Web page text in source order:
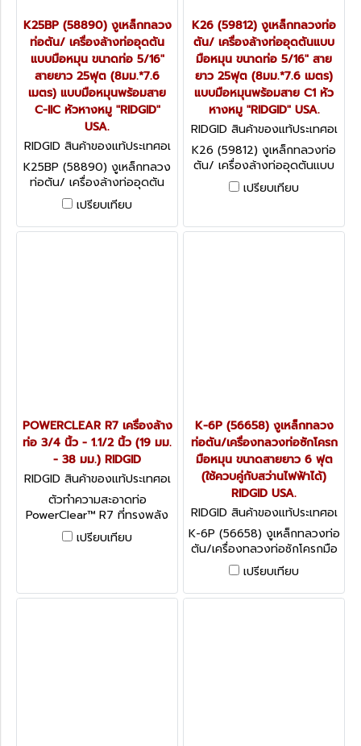
K25BP (58890) งูเหล็กทลวง
ท่อตัน/ เครื่องล้างท่ออุดตัน
แบบมือหมุน ขนาดท่อ 5/16"
สายยาว 25ฟุต (8มม.*7.6
เมตร) แบบมือหมุนพร้อมสาย
C-IIC หัวหางหมู "RIDGID"
USA.
RIDGID สินค้าของแท้ประเทศอเ
มริกา K-25-BP (58890)
K25BP (58890) งูเหล็กทลวง
ท่อตัน/ เครื่องล้างท่ออุดตัน
แบบมือหมุน ขนาดท่อ 5/16"
สายยาว 25ฟุต (8มม.*7.6
เมตร) แบบมือหมุนพร้อมสาย
เปรียบเทียบ
K26 (59812) งูเหล็กทลวงท่อ
ตัน/ เครื่องล้างท่ออุดตันแบบ
มือหมุน ขนาดท่อ 5/16" สาย
ยาว 25ฟุต (8มม.*7.6 เมตร)
แบบมือหมุนพร้อมสาย C1 หัว
หางหมู "RIDGID" USA.
RIDGID สินค้าของแท้ประเทศอเ
มริกา K-26 (59812)
K26 (59812) งูเหล็กทลวงท่อ
ตัน/ เครื่องล้างท่ออุดตันแบบ
มือหมุน ขนาดท่อ 5/16" สาย
ยาว 25ฟุต (8มม.*7.6 เมตร)
หางหมู "RIDGID" USA.
เปรียบเทียบ
POWERCLEAR R7 เครื่องล้าง
ท่อ 3/4 นิ้ว - 1.1/2 นิ้ว (19 มม.
- 38 มม.) RIDGID
RIDGID สินค้าของแท้ประเทศอเ
มริกา POWERCLEAR R7
ตัวทำความสะอาดท่อ
PowerClear™ R7 ที่ทรงพลัง
ขนาดกะทัดรัดและใช้งานได้หลาก
หลายรูปแบบ ช่วยทำความ
ตั้งแต่เส้นผ่าศูนย์กลาง 3/4 นิ้ว
เปรียบเทียบ
K-6P (56658) งูเหล็กทลวง
ท่อตัน/เครื่องทลวงท่อซักโครก
มือหมุน ขนาดสายยาว 6 ฟุต
(ใช้ควบคู่กับสว่านไฟฟ้าได้)
RIDGID USA.
RIDGID สินค้าของแท้ประเทศอเ
มริกา K-6P
K-6P (56658) งูเหล็กทลวงท่อ
ตัน/เครื่องทลวงท่อซักโครกมือ
หมุน ขนาดสายยาว 6 ฟุต (ใช้
ควบคู่กับสว่านไฟฟ้าได้) RIDGID
USA.
เปรียบเทียบ